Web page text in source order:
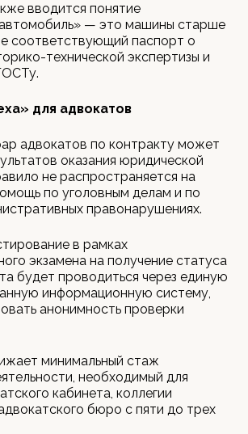
вводится понятие
автомобиль» — это машины старше
соответствующий паспорт о
технической экспертизы и
для адвокатов
адвокатов по контракту может
оказания юридической
не распространяется на
по уголовным делам и по
правонарушениях.
в рамках
экзамена на получение статуса
будет проводиться через единую
информационную систему,
анонимность проверки
минимальный стаж
необходимый для
кабинета, коллегии
бюро с пяти до трех